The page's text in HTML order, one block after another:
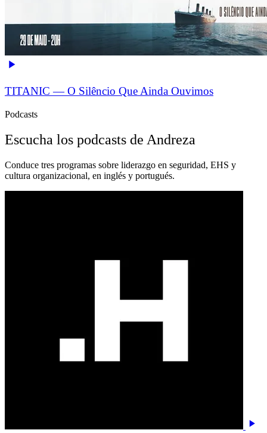
TITANIC — O Silêncio Que Ainda Ouvimos
Podcasts
Escucha los podcasts de Andreza
Conduce tres programas sobre liderazgo en seguridad, EHS y
cultura organizacional, en inglés y portugués.